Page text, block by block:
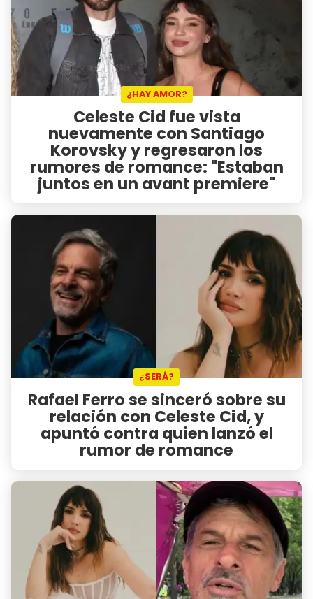
¿HAY AMOR?
Celeste Cid fue vista
nuevamente con Santiago
Korovsky y regresaron los
rumores de romance: "Estaban
juntos en un avant premiere"
¿SERÁ?
Rafael Ferro se sinceró sobre su
relación con Celeste Cid, y
apuntó contra quien lanzó el
rumor de romance